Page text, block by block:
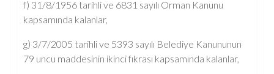
f) 31/8/1956 tarihli ve 6831 sayılı Orman Kanunu
kapsamında kalanlar,
g) 3/7/2005 tarihli ve 5393 sayılı Belediye Kanununun
79 uncu maddesinin ikinci fıkrası kapsamında kalanlar,